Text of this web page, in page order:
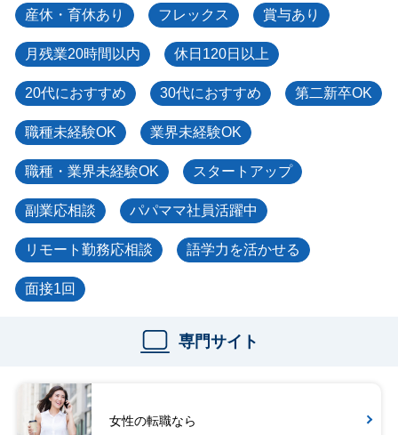
産休・育休あり フレックス 賞与あり
月残業20時間以内 休日120日以上
20代におすすめ 30代におすすめ 第二新卒OK
職種未経験OK 業界未経験OK
職種・業界未経験OK スタートアップ
副業応相談 パパママ社員活躍中
リモート勤務応相談 語学力を活かせる
面接1回
専門サイト
女性の転職なら